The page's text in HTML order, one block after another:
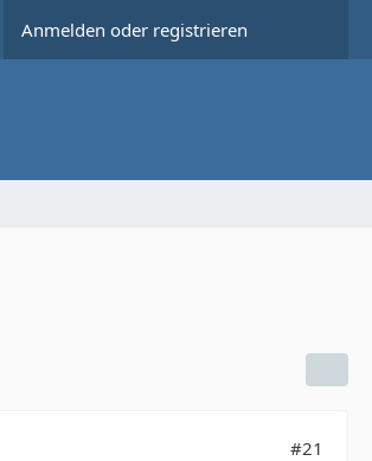
Anmelden oder registrieren
#21